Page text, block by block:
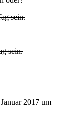
sein.
sein.
2017 um